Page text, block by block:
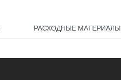
РАСХОДНЫЕ МАТЕРИАЛЫ